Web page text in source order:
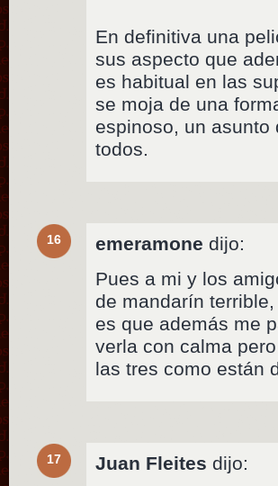
En definitiva una
sus aspecto que
es habitual en las
se moja de una
espinoso, un asunto
todos.
16 emeramone dijo:
Pues a mi y los
de mandarín
es que además me
verla con calma
las tres como están
17 Juan Fleites dijo: